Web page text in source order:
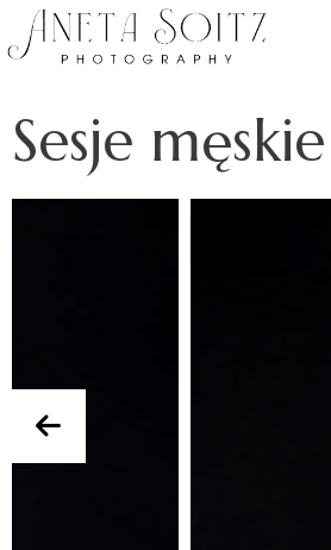
Sesje